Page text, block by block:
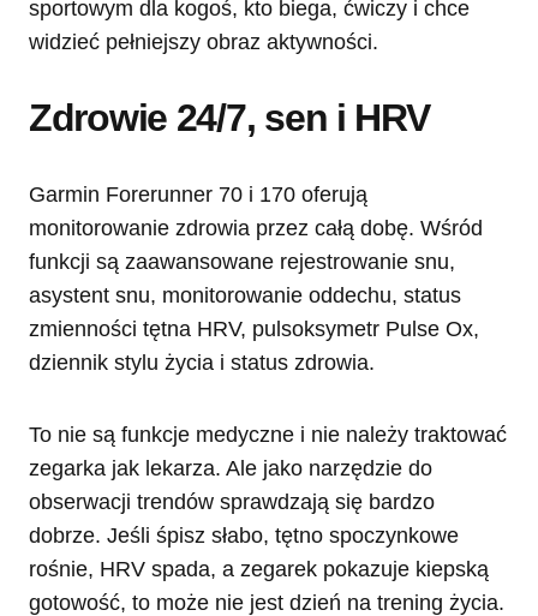
sportowym dla kogoś, kto biega, ćwiczy i chce
widzieć pełniejszy obraz aktywności.
Zdrowie 24/7, sen i HRV
Garmin Forerunner 70 i 170 oferują
monitorowanie zdrowia przez całą dobę. Wśród
funkcji są zaawansowane rejestrowanie snu,
asystent snu, monitorowanie oddechu, status
zmienności tętna HRV, pulsoksymetr Pulse Ox,
dziennik stylu życia i status zdrowia.
To nie są funkcje medyczne i nie należy traktować
zegarka jak lekarza. Ale jako narzędzie do
obserwacji trendów sprawdzają się bardzo
dobrze. Jeśli śpisz słabo, tętno spoczynkowe
rośnie, HRV spada, a zegarek pokazuje kiepską
gotowość, to może nie jest dzień na trening życia.